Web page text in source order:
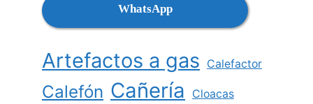
WhatsApp
Artefactos a gas Calefactor
Calefón Cañería
Cloacas